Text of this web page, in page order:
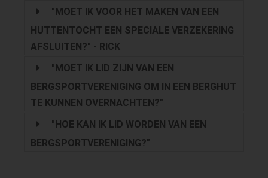
"MOET IK VOOR HET MAKEN VAN EEN
HUTTENTOCHT EEN SPECIALE VERZEKERING
AFSLUITEN?" - RICK
"MOET IK LID ZIJN VAN EEN
BERGSPORTVERENIGING OM IN EEN BERGHUT
TE KUNNEN OVERNACHTEN?"
"HOE KAN IK LID WORDEN VAN EEN
BERGSPORTVERENIGING?"